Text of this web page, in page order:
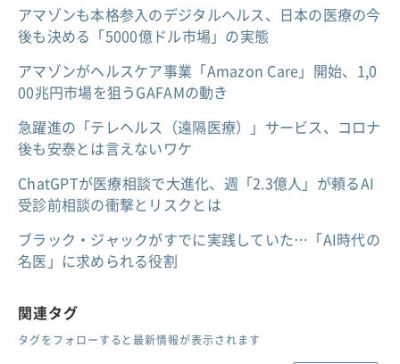
アマゾンも本格参入のデジタルヘルス、日本の医療の今
後も決める「5000億ドル市場」の実態
アマゾンがヘルスケア事業「Amazon Care」開始、1,0
00兆円市場を狙うGAFAMの動き
急躍進の「テレヘルス（遠隔医療）」サービス、コロナ
後も安泰とは言えないワケ
ChatGPTが医療相談で大進化、週「2.3億人」が頼るAI
受診前相談の衝撃とリスクとは
ブラック・ジャックがすでに実践していた…「AI時代の
名医」に求められる役割
関連タグ
タグをフォローすると最新情報が表示されます